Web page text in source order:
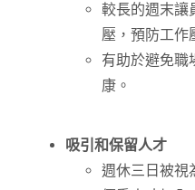
較長的週末讓
壓，預防工作
有助於避免職
康。
吸引和保留人才
週休三日被視